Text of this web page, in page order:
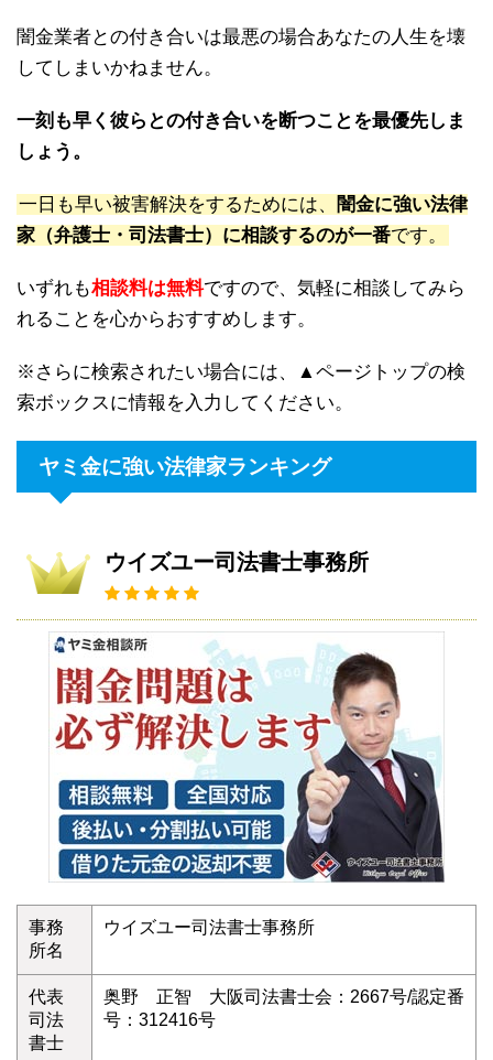
闇金業者との付き合いは最悪の場合あなたの人生を壊
してしまいかねません。
一刻も早く彼らとの付き合いを断つことを最優先しま
しょう。
一日も早い被害解決をするためには、
闇金に強い法律
家（弁護士・司法書士）に相談するのが一番です。
いずれも相談料は無料ですので、気軽に相談してみら
れることを心からおすすめします。
※さらに検索されたい場合には、▲ページトップの検
索ボックスに情報を入力してください。
ヤミ金に強い法律家ランキング
ウイズユー司法書士事務所
事務
所名
ウイズユー司法書士事務所
代表
司法
書士
奥野 正智 大阪司法書士会：2667号/認定番
号：312416号